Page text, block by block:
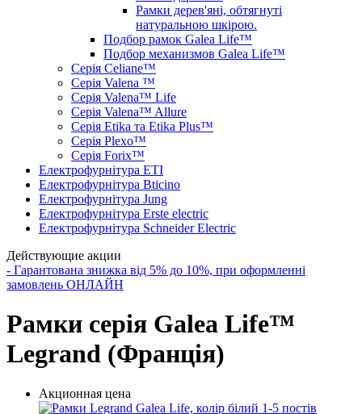
Рамки дерев'яні, обтягнуті
натуральною шкірою.
Подбор рамок Galea Life™
Подбор механизмов Galea Life™
Серія Celiane™
Серія Valena ™
Серія Valena™ Life
Серія Valena™ Allure
Серія Etika та Etika Plus™
Серія Plexo™
Серія Forix™
Електрофурнітура ETI
Електрофурнітура Bticino
Електрофурнітура Jung
Електрофурнітура Erste electric
Електрофурнітура Schneider Electric
Действующие акции
- Гарантована знижка від 5% до 10%, при оформленні
замовлень ОНЛАЙН
Рамки серія Galea Life™
Legrand (Франція)
Акционная цена